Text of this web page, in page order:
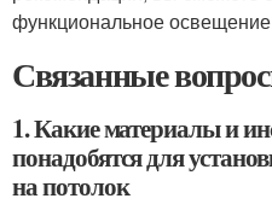
функциональное
Связанные
1. Какие материалы и
понадобятся для
на потолок